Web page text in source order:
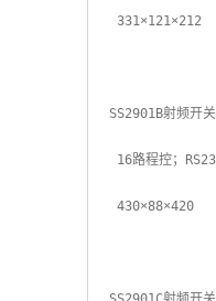
SS2901B射频开关